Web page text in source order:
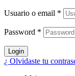
Usuario o email *
Password *
Login
¿ Olvidaste tu